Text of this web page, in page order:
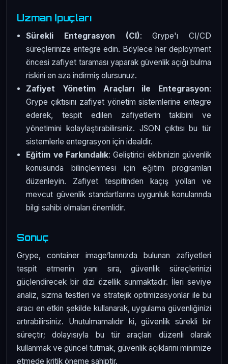
Uzman İpuçları
Sürekli Entegrasyon (CI): Grype'ı CI/CD
süreçlerinize entegre edin. Böylece her deployment
öncesi zafiyet taraması yaparak güvenlik açığı bulma
riskini en aza indirmiş olursunuz.
Zafiyet Yönetim Araçları ile Entegrasyon:
Grype çıktısını zafiyet yönetim sistemlerine entegre
ederek, tespit edilen zafiyetlerin takibini ve
yönetimini kolaylaştırabilirsiniz. JSON çıktısı bu tür
sistemlerle entegrasyon için idealdir.
Eğitim ve Farkındalık: Geliştirici ekibinizin güvenlik
konusunda bilinçlenmesi için eğitim programları
düzenleyin. Zafiyet tespitinden kaçış yolları ve
mevcut güvenlik standartlarına uygunluk konularında
bilgi sahibi olmaları önemlidir.
Sonuç
Grype, container image’larınızda bulunan zafiyetleri
tespit etmenin yanı sıra, güvenlik süreçlerinizi
güçlendirecek bir dizi özellik sunmaktadır. İleri seviye
analiz, sızma testleri ve stratejik optimizasyonlar ile bu
aracı en etkin şekilde kullanarak, uygulama güvenliğinizi
artırabilirsiniz. Unutulmamalıdır ki, güvenlik sürekli bir
süreçtir; dolayısıyla bu tür araçları düzenli olarak
kullanmak ve güncel tutmak, güvenlik açıklarını minimize
etmede kritik öneme sahiptir.